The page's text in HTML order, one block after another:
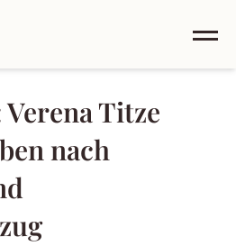
Titze
nach